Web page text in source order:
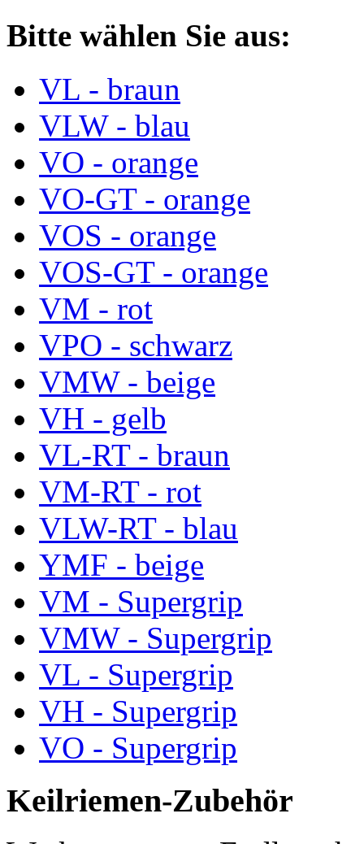
Bitte wählen Sie aus:
VL - braun
VLW - blau
VO - orange
VO-GT - orange
VOS - orange
VOS-GT - orange
VM - rot
VPO - schwarz
VMW - beige
VH - gelb
VL-RT - braun
VM-RT - rot
VLW-RT - blau
YMF - beige
VM - Supergrip
VMW - Supergrip
VL - Supergrip
VH - Supergrip
VO - Supergrip
Keilriemen-Zubehör